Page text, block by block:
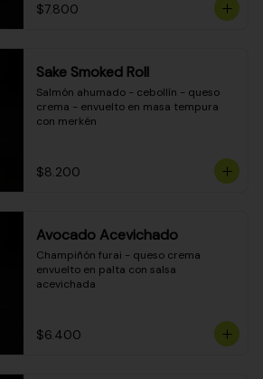
$7.800
Sake Smoked Roll
Salmón ahumado - cebollín - queso
crema - envuelto en masa tempura
con merkén
$8.200
Avocado Acevichado
Champiñón furai - queso crema
envuelto en palta con salsa
acevichada
$6.400